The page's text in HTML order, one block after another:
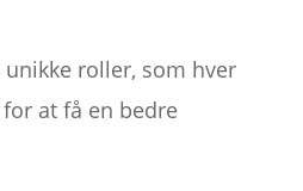
roller, som hver
at få en bedre